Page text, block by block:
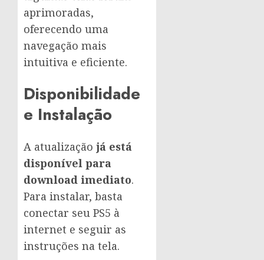
aprimoradas,
oferecendo uma
navegação mais
intuitiva e eficiente.
Disponibilidade
e Instalação
A atualização já está
disponível para
download imediato.
Para instalar, basta
conectar seu PS5 à
internet e seguir as
instruções na tela.